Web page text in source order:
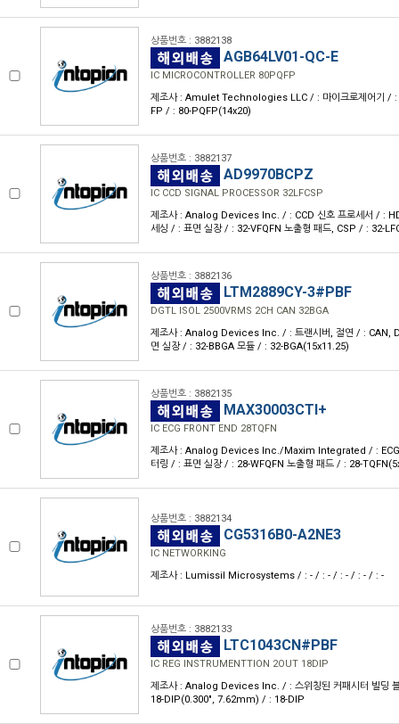
상품번호 : 3882138
AGB64LV01-QC-E
IC MICROCONTROLLER 80PQFP
제조사 : Amulet Technologies LLC / : 마이크로제어기 / :
FP / : 80-PQFP(14x20)
상품번호 : 3882137
AD9970BCPZ
IC CCD SIGNAL PROCESSOR 32LFCSP
제조사 : Analog Devices Inc. / : CCD 신호 프로세서 / :
세싱 / : 표면 실장 / : 32-VFQFN 노출형 패드, CSP / : 32-
상품번호 : 3882136
LTM2889CY-3#PBF
DGTL ISOL 2500VRMS 2CH CAN 32BGA
제조사 : Analog Devices Inc. / : 트랜시버, 절연 / : CAN,
면 실장 / : 32-BBGA 모듈 / : 32-BGA(15x11.25)
상품번호 : 3882135
MAX30003CTI+
IC ECG FRONT END 28TQFN
제조사 : Analog Devices Inc./Maxim Integrated / : ECG
터링 / : 표면 실장 / : 28-WFQFN 노출형 패드 / : 28-
상품번호 : 3882134
CG5316B0-A2NE3
IC NETWORKING
제조사 : Lumissil Microsystems / : - / : - / : - / : - / : -
상품번호 : 3882133
LTC1043CN#PBF
IC REG INSTRUMENTTION 2OUT 18DIP
제조사 : Analog Devices Inc. / : 스위칭된 커패시터 빌딩
18-DIP(0.300", 7.62mm) / : 18-DIP